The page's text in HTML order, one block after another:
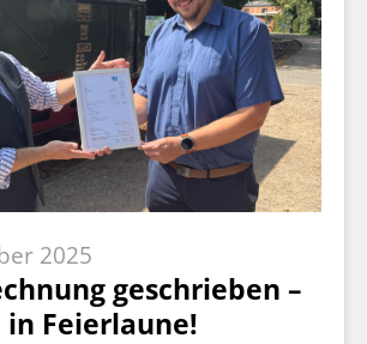
2025
geschrieben –
in Feierlaune!